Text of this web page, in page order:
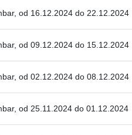
od 16.12.2024 do 22.12.2024
od 09.12.2024 do 15.12.2024
od 02.12.2024 do 08.12.2024
od 25.11.2024 do 01.12.2024